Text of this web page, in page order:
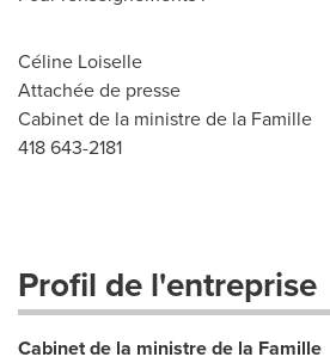
Céline Loiselle
Attachée de presse
Cabinet de la ministre de la Famille
418 643-2181
Profil de l'entreprise
Cabinet de la ministre de la Famille